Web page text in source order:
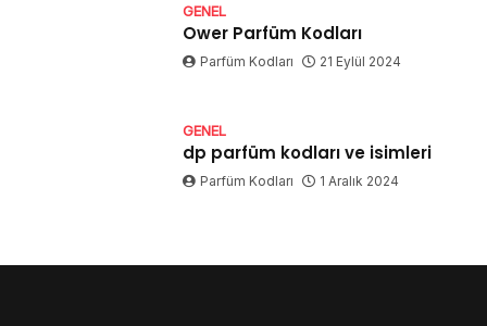
GENEL
Ower Parfüm Kodları
Parfüm Kodları 21 Eylül 2024
GENEL
dp parfüm kodları ve isimleri
Parfüm Kodları 1 Aralık 2024